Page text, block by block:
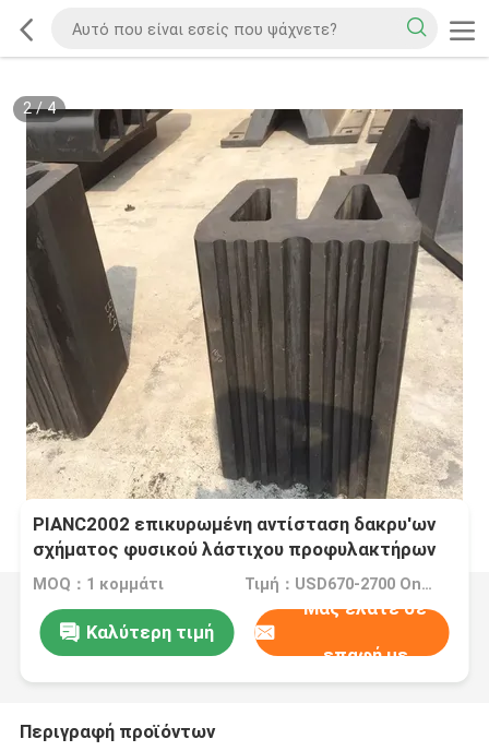
2/4
PIANC2002 επικυρωμένη αντίσταση δακρυ'ων
σχήματος φυσικού λάστιχου προφυλακτήρων
βαρκών ρυμουλκών
MOQ：1 κομμάτι Τιμή：USD670-2700 One Piece
Καλύτερη τιμή
Μας ελάτε σε
επαφή με
Περιγραφή προϊόντων